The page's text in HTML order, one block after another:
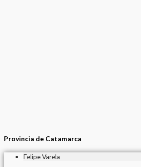
Provincia de Catamarca
Felipe Varela